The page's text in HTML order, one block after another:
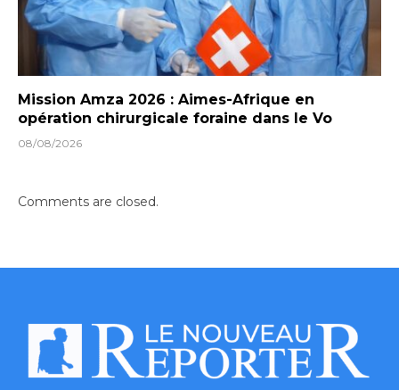
Mission Amza 2026 : Aimes-Afrique en
opération chirurgicale foraine dans le Vo
08/08/2026
Comments are closed.